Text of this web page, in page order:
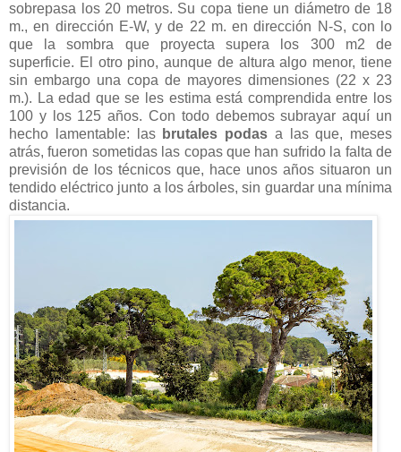
sobrepasa los 20 metros. Su copa tiene un diámetro de 18
m., en dirección E-W, y de 22 m. en dirección N-S, con lo
que la sombra que proyecta supera los 300 m2 de
superficie. El otro pino, aunque de altura algo menor, tiene
sin embargo una copa de mayores dimensiones (22 x 23
m.). La edad que se les estima está comprendida entre los
100 y los 125 años. Con todo debemos subrayar aquí un
hecho lamentable: las brutales podas a las que, meses
atrás, fueron sometidas las copas que han sufrido la falta de
previsión de los técnicos que, hace unos años situaron un
tendido eléctrico junto a los árboles, sin guardar una mínima
distancia.